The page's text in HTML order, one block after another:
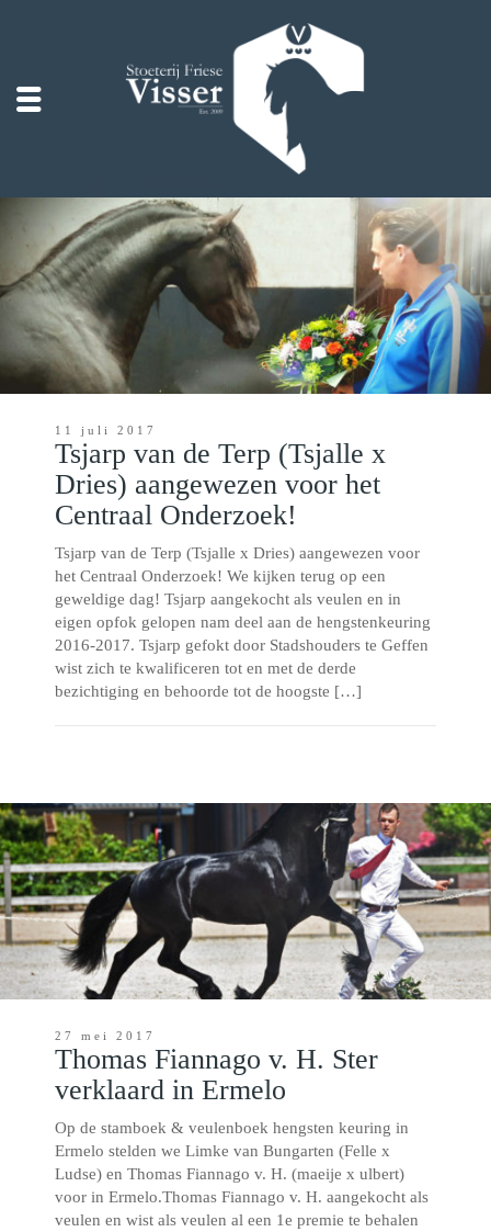
11 juli 2017
Tsjarp van de Terp (Tsjalle x
Dries) aangewezen voor het
Centraal Onderzoek!
Tsjarp van de Terp (Tsjalle x Dries) aangewezen voor
het Centraal Onderzoek! We kijken terug op een
geweldige dag! Tsjarp aangekocht als veulen en in
eigen opfok gelopen nam deel aan de hengstenkeuring
2016-2017. Tsjarp gefokt door Stadshouders te Geffen
wist zich te kwalificeren tot en met de derde
bezichtiging en behoorde tot de hoogste […]
27 mei 2017
Thomas Fiannago v. H. Ster
verklaard in Ermelo
Op de stamboek & veulenboek hengsten keuring in
Ermelo stelden we Limke van Bungarten (Felle x
Ludse) en Thomas Fiannago v. H. (maeije x ulbert)
voor in Ermelo.Thomas Fiannago v. H. aangekocht als
veulen en wist als veulen al een 1e premie te behalen